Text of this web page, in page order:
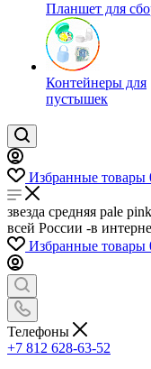
Планшет для
Контейнеры для
пустышек
Избранные товары
звезда средняя pale
всей России -в
Избранные товары
Телефоны
+7 812 628-63-52